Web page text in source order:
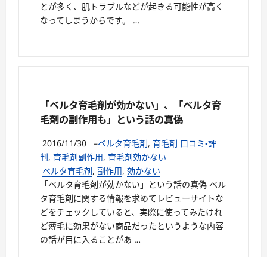
とが多く、肌トラブルなどが起きる可能性が高く
なってしまうからです。 …
「ベルタ育毛剤が効かない」、「ベルタ育
毛剤の副作用も」という話の真偽
2016/11/30 –ベルタ育毛剤, 育毛剤 口コミ・評
判, 育毛剤副作用, 育毛剤効かない
ベルタ育毛剤, 副作用, 効かない
「ベルタ育毛剤が効かない」という話の真偽 ベル
タ育毛剤に関する情報を求めてレビューサイトな
どをチェックしていると、実際に使ってみたけれ
ど薄毛に効果がない商品だったというような内容
の話が目に入ることがあ …